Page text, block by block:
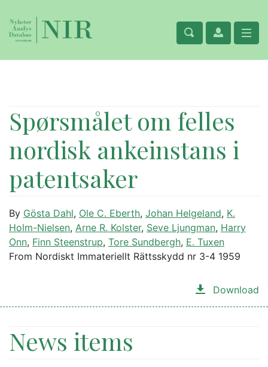
Spørsmålet om felles
nordisk ankeinstans i
patentsaker
By Gösta Dahl, Ole C. Eberth, Johan Helgeland, K.
Holm-Nielsen, Arne R. Kolster, Seve Ljungman, Harry
Onn, Finn Steenstrup, Tore Sundbergh, E. Tuxen
From Nordiskt Immateriellt Rättsskydd nr 3-4 1959
Download
News items